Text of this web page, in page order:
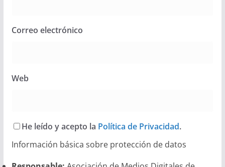
Correo electrónico
Web
He leído y acepto la Política de Privacidad.
Información básica sobre protección de datos